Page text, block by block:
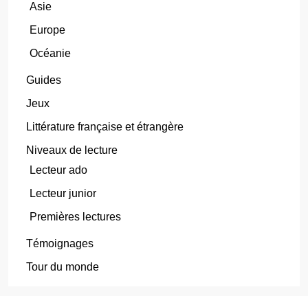
Asie
Europe
Océanie
Guides
Jeux
Littérature française et étrangère
Niveaux de lecture
Lecteur ado
Lecteur junior
Premières lectures
Témoignages
Tour du monde